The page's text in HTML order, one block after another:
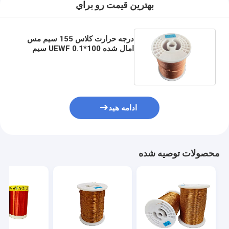
بهترين قيمت رو براي
درجه حرارت کلاس 155 سیم مس
امال شده UEWF 0.1*100 سیم
ادامه هید
محصولات توصیه شده